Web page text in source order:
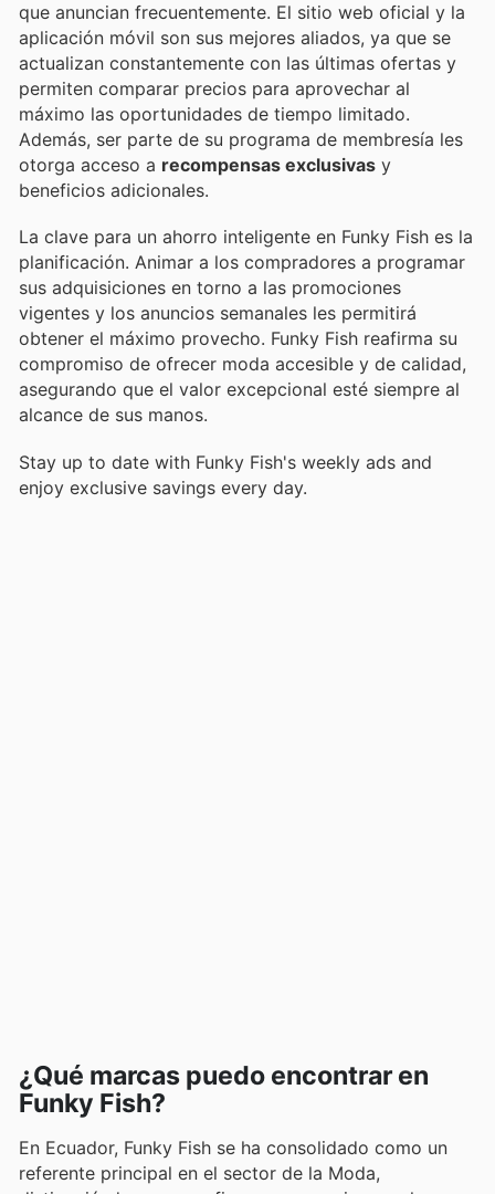
que anuncian frecuentemente. El sitio web oficial y la
aplicación móvil son sus mejores aliados, ya que se
actualizan constantemente con las últimas ofertas y
permiten comparar precios para aprovechar al
máximo las oportunidades de tiempo limitado.
Además, ser parte de su programa de membresía les
otorga acceso a recompensas exclusivas y
beneficios adicionales.
La clave para un ahorro inteligente en Funky Fish es la
planificación. Animar a los compradores a programar
sus adquisiciones en torno a las promociones
vigentes y los anuncios semanales les permitirá
obtener el máximo provecho. Funky Fish reafirma su
compromiso de ofrecer moda accesible y de calidad,
asegurando que el valor excepcional esté siempre al
alcance de sus manos.
Stay up to date with Funky Fish's weekly ads and
enjoy exclusive savings every day.
¿Qué marcas puedo encontrar en
Funky Fish?
En Ecuador, Funky Fish se ha consolidado como un
referente principal en el sector de la Moda,